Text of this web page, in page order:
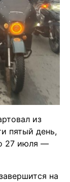
из
пятый день,
27 июля —
на